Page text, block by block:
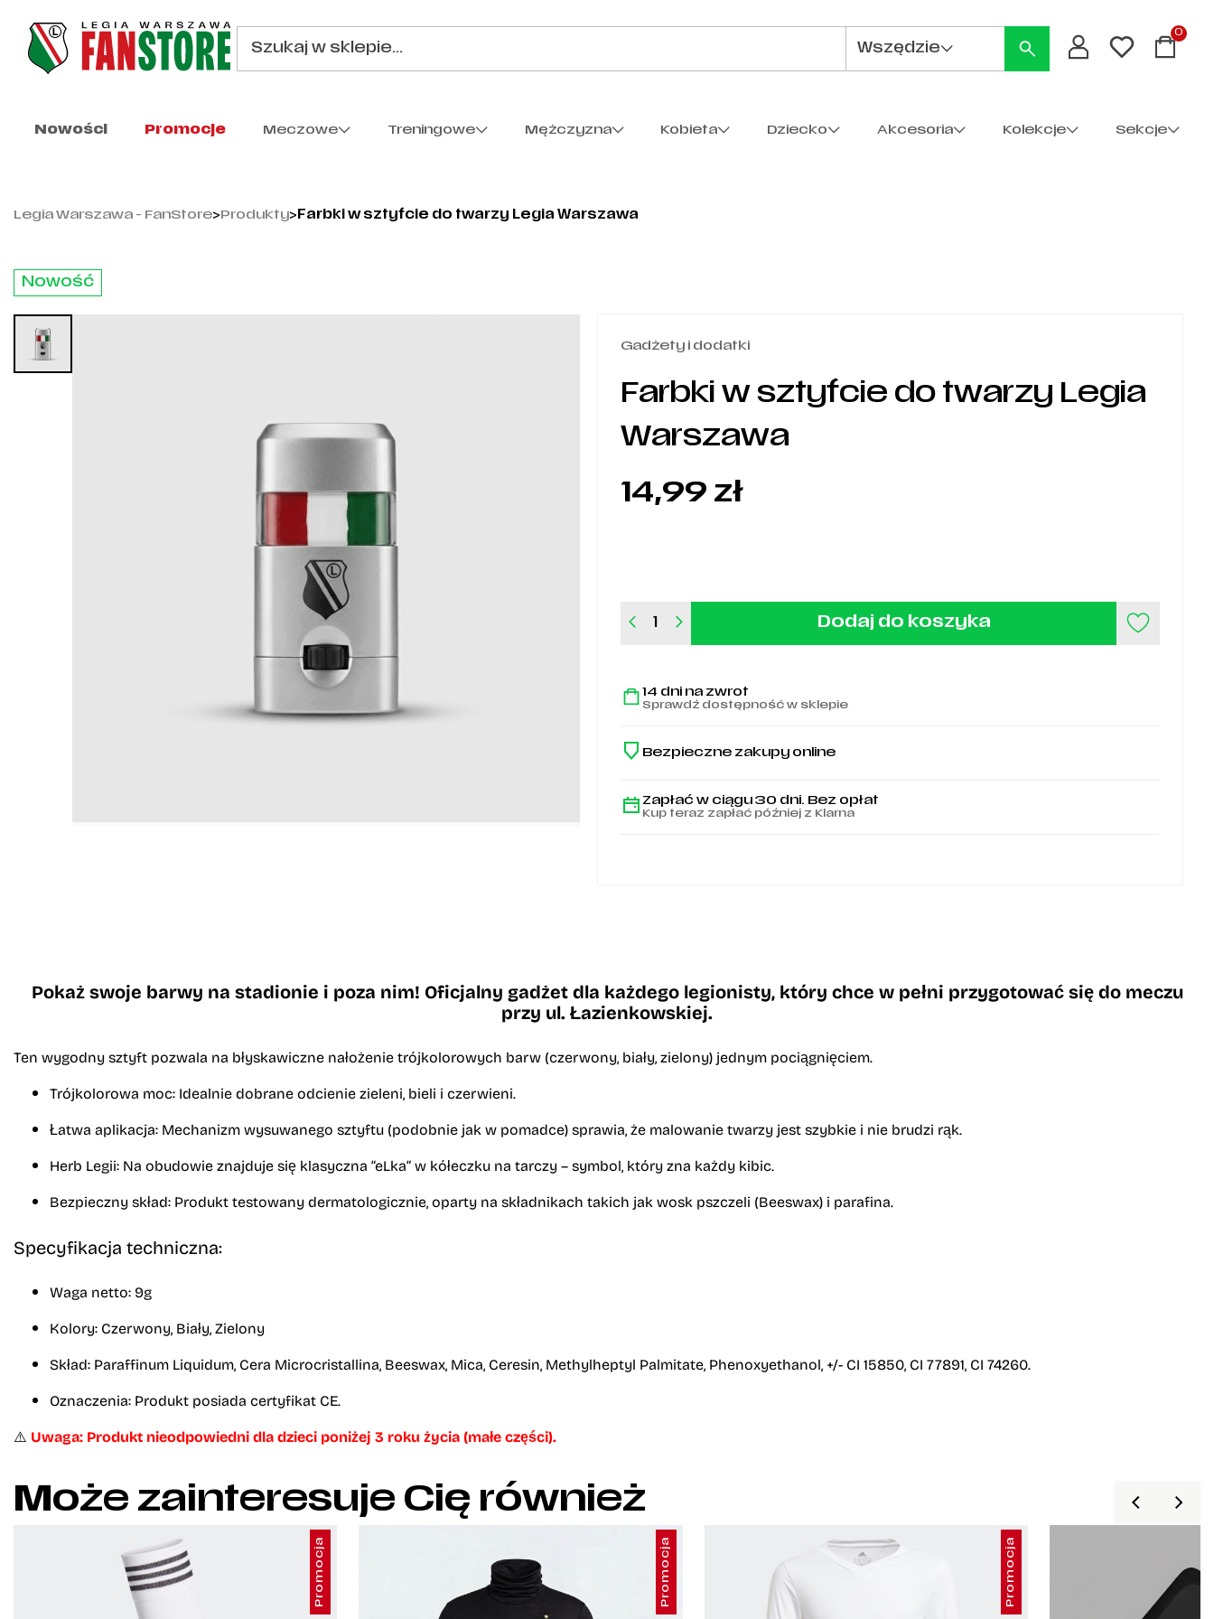
Wszędzie
0
Nowości Promocje Meczowe Treningowe Mężczyzna Kobieta Dziecko Akcesoria Kolekcje Sekcje
Legia Warszawa - FanStore>Produkty>Farbki w sztyfcie do twarzy Legia Warszawa
Nowość
Gadżety i dodatki
Farbki w sztyfcie do twarzy Legia
Warszawa
14,99 zł
ilość
do
twarzy
Warszawa
Dodaj do koszyka
14 dni na zwrot
Sprawdź dostępność w sklepie
Bezpieczne zakupy online
Zapłać w ciągu 30 dni. Bez opłat
Kup teraz zapłać później z Klarna
Pokaż swoje barwy na stadionie i poza nim! Oficjalny gadżet dla każdego legionisty, który chce w pełni przygotować się do meczu
przy ul. Łazienkowskiej.
Ten wygodny sztyft pozwala na błyskawiczne nałożenie trójkolorowych barw (czerwony, biały, zielony) jednym pociągnięciem.
Trójkolorowa moc: Idealnie dobrane odcienie zieleni, bieli i czerwieni.
Łatwa aplikacja: Mechanizm wysuwanego sztyftu (podobnie jak w pomadce) sprawia, że malowanie twarzy jest szybkie i nie brudzi rąk.
Herb Legii: Na obudowie znajduje się klasyczna “eLka” w kółeczku na tarczy – symbol, który zna każdy kibic.
Bezpieczny skład: Produkt testowany dermatologicznie, oparty na składnikach takich jak wosk pszczeli (Beeswax) i parafina.
Specyfikacja techniczna:
Waga netto: 9g
Kolory: Czerwony, Biały, Zielony
Skład: Paraffinum Liquidum, Cera Microcristallina, Beeswax, Mica, Ceresin, Methylheptyl Palmitate, Phenoxyethanol, +/- CI 15850, CI 77891, CI 74260.
Oznaczenia: Produkt posiada certyfikat CE.
⚠️ Uwaga: Produkt nieodpowiedni dla dzieci poniżej 3 roku życia (małe części).
Może zainteresuje Cię również
Promocja Promocja Promocja